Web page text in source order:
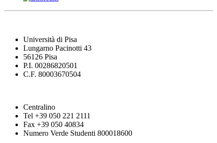
Università di Pisa
Lungarno Pacinotti 43
56126 Pisa
P.I. 00286820501
C.F. 80003670504
Centralino
Tel +39 050 221 2111
Fax +39 050 40834
Numero Verde Studenti 800018600